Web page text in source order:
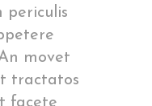
periculis
movet
tractatos